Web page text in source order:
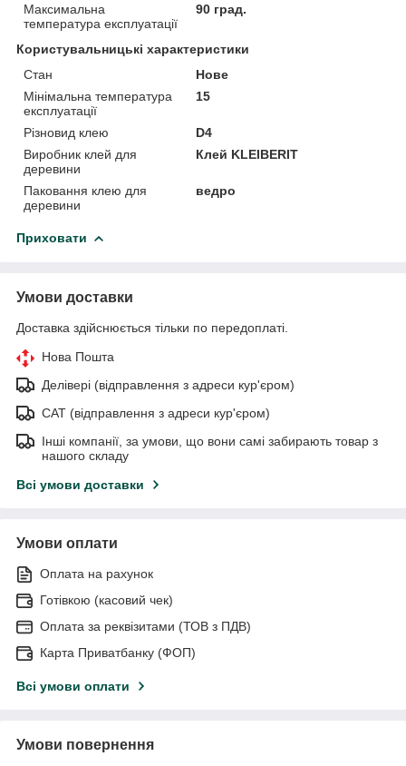
Максимальна
температура експлуатації
90 град.
Користувальницькі характеристики
Стан
Нове
Мінімальна температура
експлуатації
15
Різновид клею
D4
Виробник клей для
деревини
Клей KLEIBERIT
Паковання клею для
деревини
ведро
Приховати
Умови доставки
Доставка здійснюється тільки по передоплаті.
Нова Пошта
Делівері (відправлення з адреси кур'єром)
САТ (відправлення з адреси кур'єром)
Інші компанії, за умови, що вони самі забирають товар з
нашого складу
Всі умови доставки
Умови оплати
Оплата на рахунок
Готівкою (касовий чек)
Оплата за реквізитами (ТОВ з ПДВ)
Карта Приватбанку (ФОП)
Всі умови оплати
Умови повернення